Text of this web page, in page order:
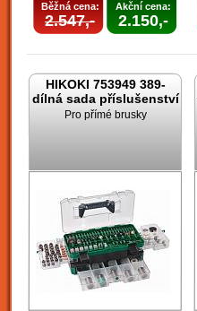
Běžná cena:
2.547,-
Akční cena:
2.150,-
HIKOKI 753949 389-
dílná sada příslušenství
Pro přímé brusky